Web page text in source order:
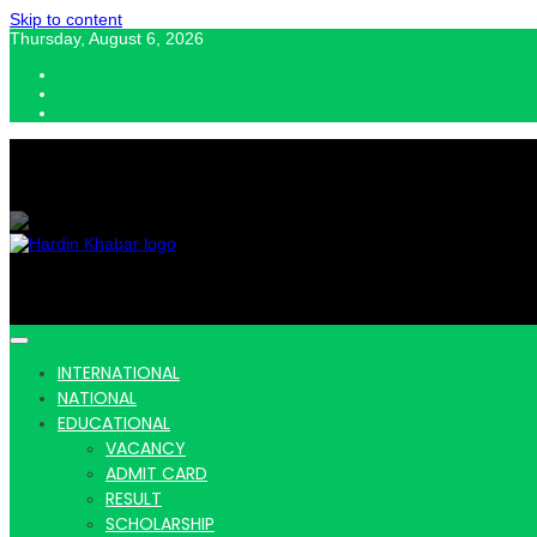
Skip to content
Thursday, August 6, 2026
Hardin
INTERNATIONAL
NATIONAL
EDUCATIONAL
VACANCY
ADMIT CARD
RESULT
SCHOLARSHIP